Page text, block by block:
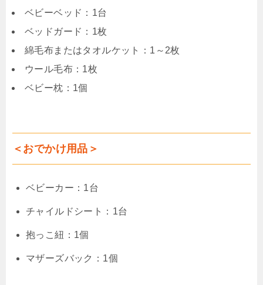
ベビーベッド：1台
ベッドガード：1枚
綿毛布またはタオルケット：1～2枚
ウール毛布：1枚
ベビー枕：1個
＜おでかけ用品＞
ベビーカー：1台
チャイルドシート：1台
抱っこ紐：1個
マザーズバック：1個